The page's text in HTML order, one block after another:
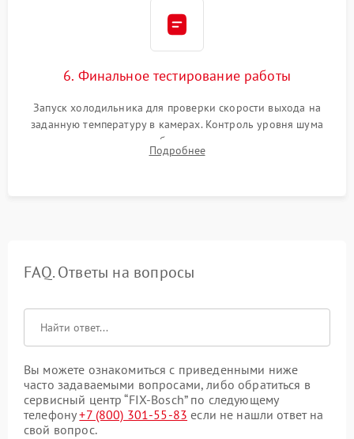
6. Финальное тестирование работы
Запуск холодильника для проверки скорости выхода на
заданную температуру в камерах. Контроль уровня шума
компрессора, отсутствия обмерзания стенок и корректного
срабатывания системы автоматической оттайки.
Подробнее
FAQ. Ответы на вопросы
Вы можете ознакомиться с приведенными ниже
часто задаваемыми вопросами, либо обратиться в
сервисный центр “FIX-Bosch” по следующему
телефону+7 (800) 301-55-83 если не нашли ответ на
свой вопрос.